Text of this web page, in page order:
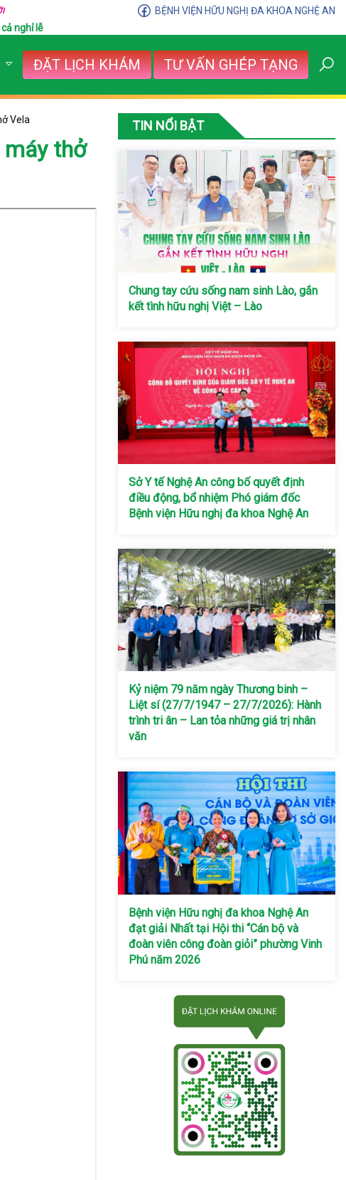
BỆNH VIỆN HỮU NGHỊ ĐA KHOA NGHỆ AN
nghỉ lễ
ĐẶT LỊCH KHÁM TƯ VẤN GHÉP TẠNG
Vela
máy thở
TIN NỔI BẬT
Chung tay cứu sống nam sinh Lào, gắn
kết tình hữu nghị Việt – Lào
Sở Y tế Nghệ An công bố quyết định
điều động, bổ nhiệm Phó giám đốc
Bệnh viện Hữu nghị đa khoa Nghệ An
Kỷ niệm 79 năm ngày Thương binh –
Liệt sí (27/7/1947 – 27/7/2026): Hành
trình tri ân – Lan tỏa những giá trị nhân
văn
Bệnh viện Hữu nghị đa khoa Nghệ An
đạt giải Nhất tại Hội thi “Cán bộ và
đoàn viên công đoàn giỏi” phường Vinh
Phú năm 2026